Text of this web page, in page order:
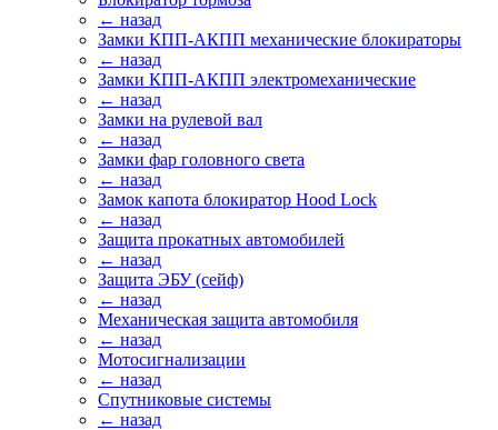
← назад
Замки КПП-АКПП механические блокираторы
← назад
Замки КПП-АКПП электромеханические
← назад
Замки на рулевой вал
← назад
Замки фар головного света
← назад
Замок капота блокиратор Hood Lock
← назад
Защита прокатных автомобилей
← назад
Защита ЭБУ (сейф)
← назад
Механическая защита автомобиля
← назад
Мотосигнализации
← назад
Спутниковые системы
← назад